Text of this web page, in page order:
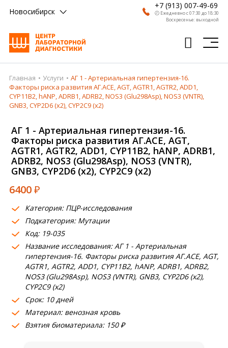
Новосибирск
+7 (913) 007-49-69
🕗 Ежедневно с 07:30 до 18:30
Воскресенье: выходной
Главная
Анализы
Получить результат
Пациентам
О компании
Где сдать
Партнерам
Главная Услуги
АГ 1 - Артериальная гипертензия-16.
Факторы риска развития АГ.ACE, AGT, AGTR1, AGTR2, ADD1,
CYP11B2, hANP, ADRB1, ADRB2, NOS3 (Glu298Asp), NOS3 (VNTR),
GNB3, CYP2D6 (x2), CYP2C9 (x2)
АГ 1 - Артериальная гипертензия-16.
Факторы риска развития АГ.ACE, AGT,
AGTR1, AGTR2, ADD1, CYP11B2, hANP, ADRB1,
ADRB2, NOS3 (Glu298Asp), NOS3 (VNTR),
GNB3, CYP2D6 (x2), CYP2C9 (x2)
6400₽
Категория: ПЦР-исследования
Подкатегория: Мутации
Код: 19-035
Название исследования: АГ 1 - Артериальная
гипертензия-16. Факторы риска развития АГ.ACE, AGT,
AGTR1, AGTR2, ADD1, CYP11B2, hANP, ADRB1, ADRB2,
NOS3 (Glu298Asp), NOS3 (VNTR), GNB3, CYP2D6 (x2),
CYP2C9 (x2)
Срок: 10 дней
Материал: венозная кровь
Взятия биоматериала: 150 ₽